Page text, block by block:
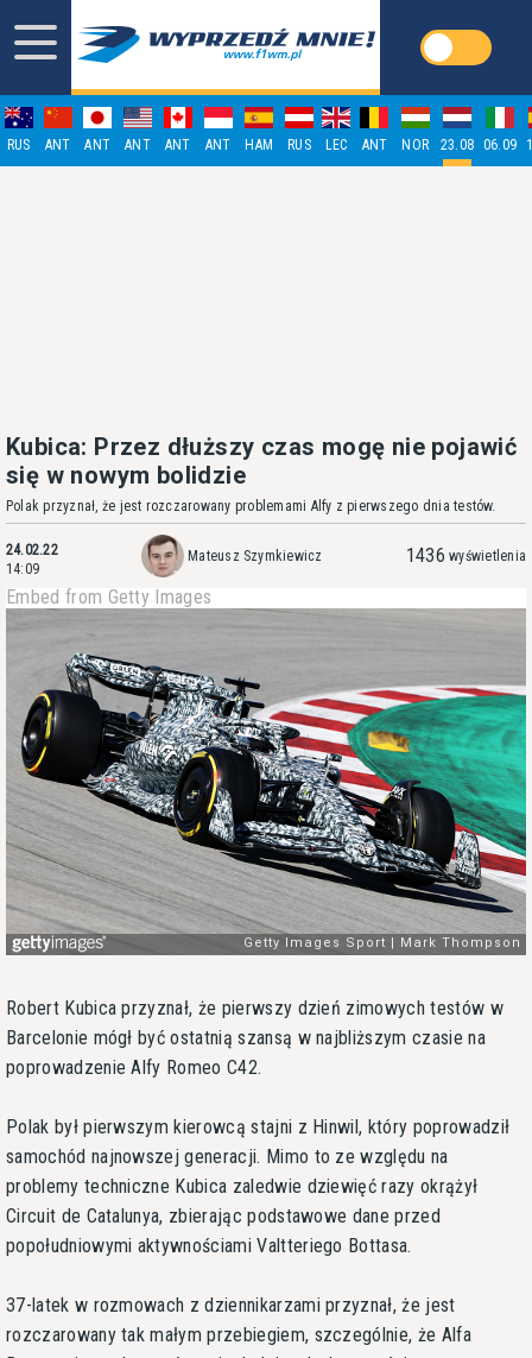
RUS ANT ANT ANT ANT ANT HAM RUS LEC ANT NOR 23.08 06.09
Kubica: Przez dłuższy czas mogę nie pojawić
się w nowym bolidzie
Polak przyznał, że jest rozczarowany problemami Alfy z pierwszego dnia testów.
24.02.22
14:09
Mateusz Szymkiewicz 1436 wyświetlenia
Embed from Getty Images
Robert Kubica przyznał, że pierwszy dzień zimowych testów w
Barcelonie mógł być ostatnią szansą w najbliższym czasie na
poprowadzenie Alfy Romeo C42.
Polak był pierwszym kierowcą stajni z Hinwil, który poprowadził
samochód najnowszej generacji. Mimo to ze względu na
problemy techniczne Kubica zaledwie dziewięć razy okrążył
Circuit de Catalunya, zbierając podstawowe dane przed
popołudniowymi aktywnościami Valtteriego Bottasa.
37-latek w rozmowach z dziennikarzami przyznał, że jest
rozczarowany tak małym przebiegiem, szczególnie, że Alfa